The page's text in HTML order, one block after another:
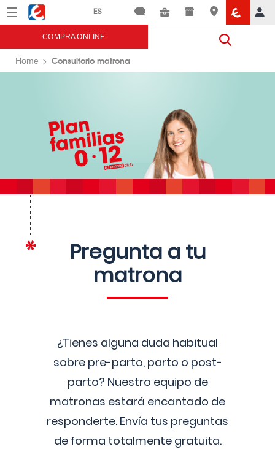
Menú Eroski
COMPRA ONLINE
Home Consultorio matrona
Pregunta a tu
matrona
¿Tienes alguna duda habitual
sobre pre-parto, parto o post-
parto? Nuestro equipo de
matronas estará encantado de
responderte. Envía tus preguntas
de forma totalmente gratuita.